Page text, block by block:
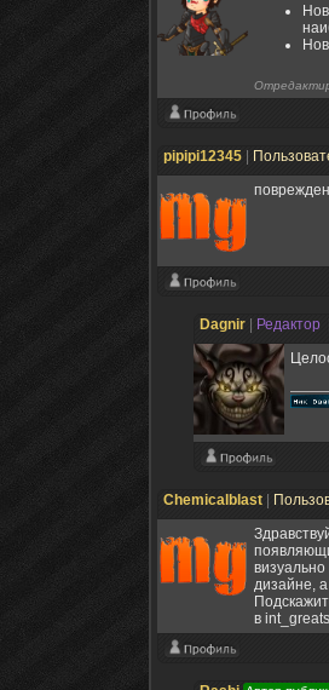
pipipi12345
Dagnir Редактор
Chemicalblast
дизайне,
в